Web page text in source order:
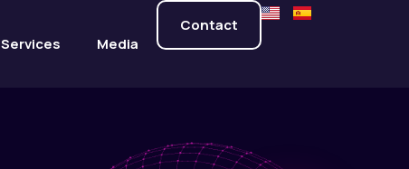
Services Media
Contact